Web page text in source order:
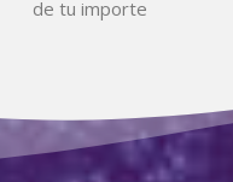
de tu importe